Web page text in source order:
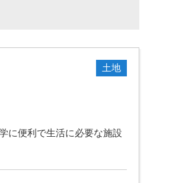
土地
に便利で生活に必要な施設